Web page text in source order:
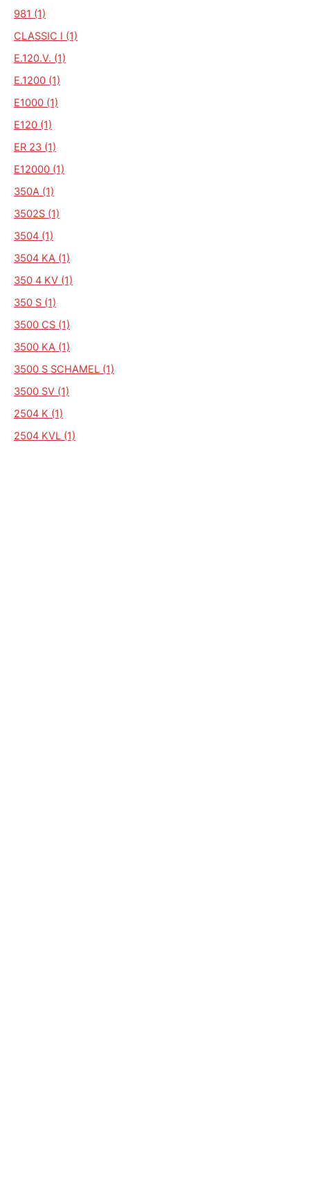
981 (1)
CLASSIC I (1)
E.120.V. (1)
E.1200 (1)
E1000 (1)
E120 (1)
ER 23 (1)
E12000 (1)
350A (1)
3502S (1)
3504 (1)
3504 KA (1)
350 4 KV (1)
350 S (1)
3500 CS (1)
3500 KA (1)
3500 S SCHAMEL (1)
3500 SV (1)
2504 K (1)
2504 KVL (1)